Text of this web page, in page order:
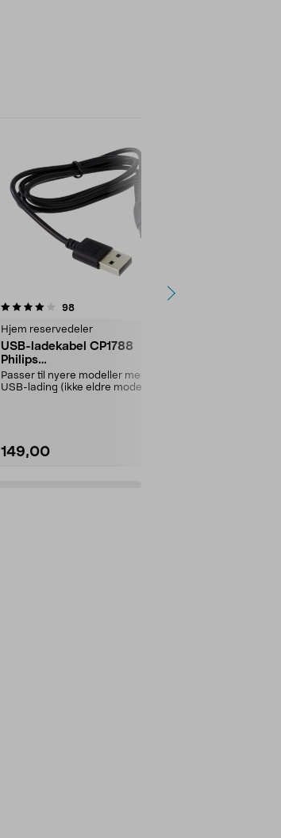
98anmeldelser
Hjem reservedeler
USB-ladekabel CP1788
Philips
OneBlade/barbermaskiner
Passer til nyere modeller med
USB-lading (ikke eldre modeller
149,00
4.5 av 5 stjerner